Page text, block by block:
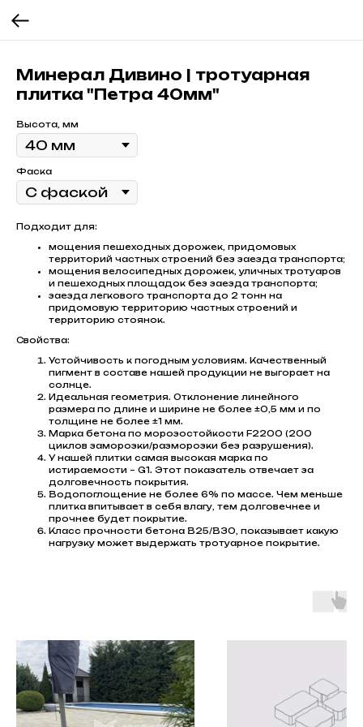
Минерал Дивино | тротуарная
плитка "Петра 40мм"
Высота, мм
Фаска
Подходит для:
мощения пешеходных дорожек, придомовых
территорий частных строений без заезда транспорта;
мощения велосипедных дорожек, уличных тротуаров
и пешеходных площадок без заезда транспорта;
заезда легкового транспорта до 2 тонн на
придомовую территорию частных строений и
территорию стоянок.
Свойства:
Устойчивость к погодным условиям. Качественный
пигмент в составе нашей продукции не выгорает на
солнце.
Идеальная геометрия. Отклонение линейного
размера по длине и ширине не более ±0,5 мм и по
толщине не более ±1 мм.
Марка бетона по морозостойкости F2200 (200
циклов заморозки/разморозки без разрушения).
У нашей плитки самая высокая марка по
истираемости – G1. Этот показатель отвечает за
долговечность покрытия.
Водопоглощение не более 6% по массе. Чем меньше
плитка впитывает в себя влагу, тем долговечнее и
прочнее будет покрытие.
Класс прочности бетона В25/В30, показывает какую
нагрузку может выдержать тротуарное покрытие.